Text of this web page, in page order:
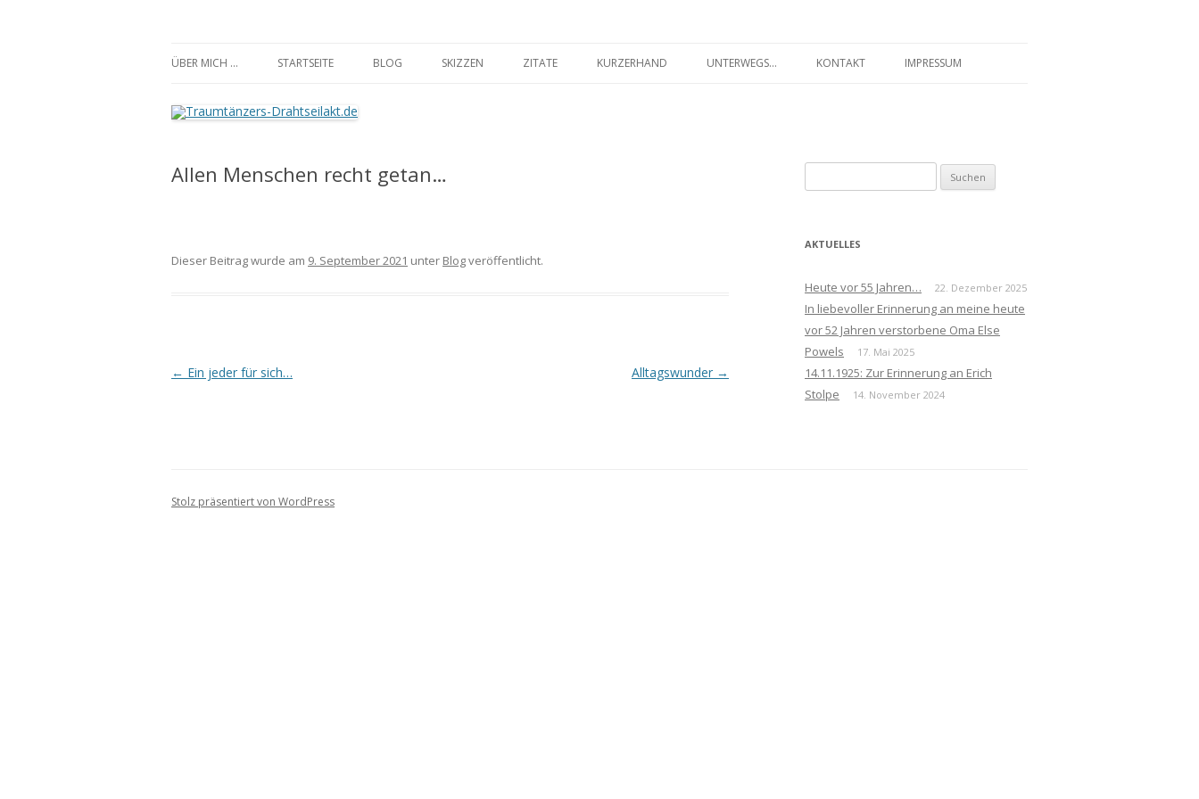
zum
ÜBER MICH … STARTSEITE BLOG SKIZZEN ZITATE KURZERHAND UNTERWEGS… KONTAKT IMPRESSUM
Allen Menschen recht getan…
Dieser Beitrag wurde am 9. September 2021 unter Blogveröffentlicht.
Beitrags-
← Ein jeder für sich… Alltagswunder →
nach:
AKTUELLES
Heute vor 55 Jahren… 22. Dezember 2025
In liebevoller Erinnerung an meine heute
vor 52 Jahren verstorbene Oma Else
Powels
17. Mai 2025
14.11.1925: Zur Erinnerung an Erich
Stolpe
14. November 2024
Stolz präsentiert von WordPress